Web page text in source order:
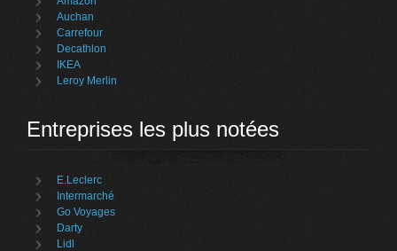
Auchan
Carrefour
Decathlon
IKEA
Leroy Merlin
Entreprises les plus notées
E.Leclerc
Intermarché
Go Voyages
Darty
Lidl